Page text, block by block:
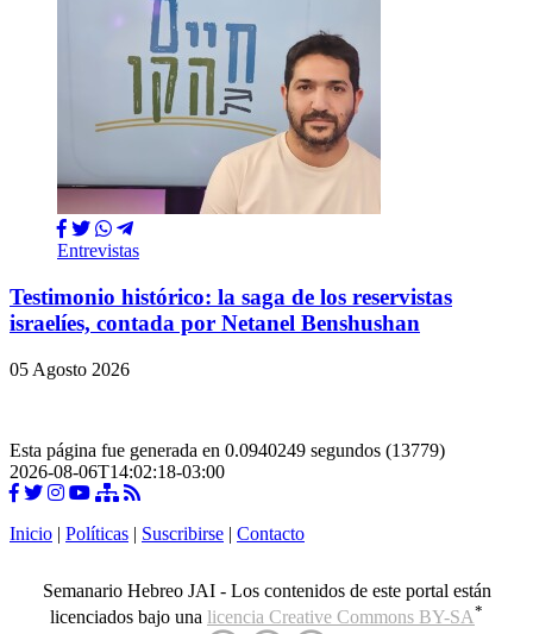
Entrevistas
Testimonio histórico: la saga de los reservistas
israelíes, contada por Netanel Benshushan
05 Agosto 2026
Esta página fue generada en 0.0940249 segundos (13779)
2026-08-06T14:02:18-03:00
Inicio | Políticas | Suscribirse | Contacto
Semanario Hebreo JAI - Los contenidos de este portal están
licenciados bajo una licencia Creative Commons BY-SA*